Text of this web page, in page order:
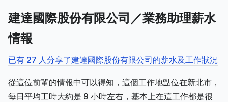
建達國際股份有限公司／業務助理薪水
情報
已有 27 人分享了建達國際股份有限公司的薪水及工作狀況
從這位前輩的情報中可以得知，這個工作地點位在新北市，
每日平均工時大約是 9 小時左右，基本上在這工作都是很